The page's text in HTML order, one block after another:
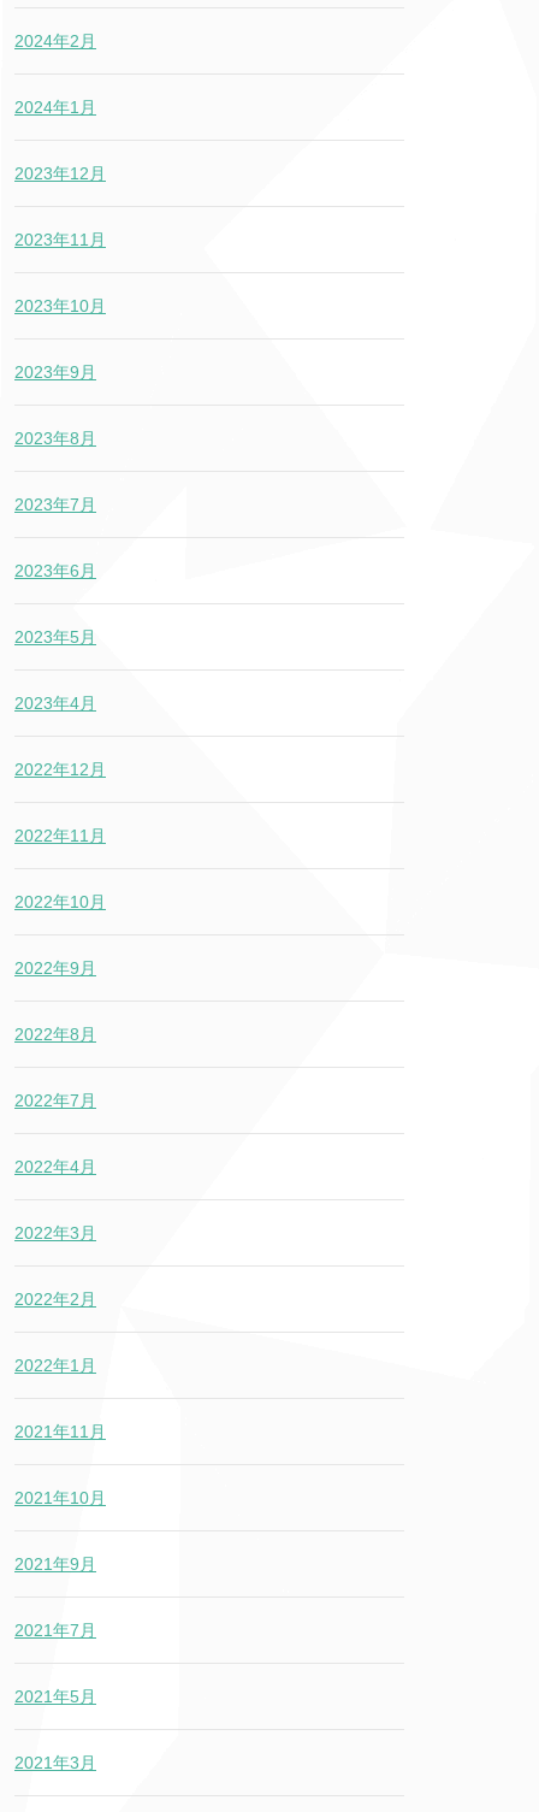
2024年2月
2024年1月
2023年12月
2023年11月
2023年10月
2023年9月
2023年8月
2023年7月
2023年6月
2023年5月
2023年4月
2022年12月
2022年11月
2022年10月
2022年9月
2022年8月
2022年7月
2022年4月
2022年3月
2022年2月
2022年1月
2021年11月
2021年10月
2021年9月
2021年7月
2021年5月
2021年3月